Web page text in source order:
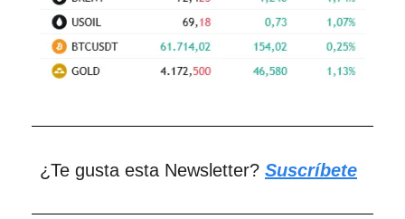
¿Te gusta esta Newsletter? Suscríbete